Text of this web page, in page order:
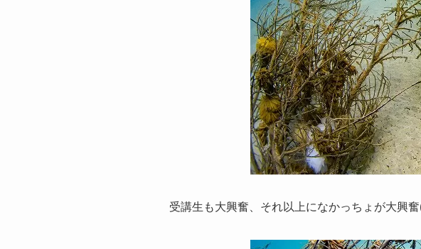
受講生も大興奮、それ以上になかっちょが大興